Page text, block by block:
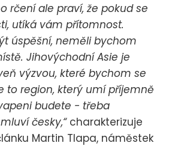
rčení ale praví, že pokud se
utíká vám přítomnost.
úspěšní, neměli bychom
Jihovýchodní Asie je
výzvou, které bychom se
to region, který umí příjemně
budete - třeba
česky,“charakterizuje
Martin Tlapa, náměstek